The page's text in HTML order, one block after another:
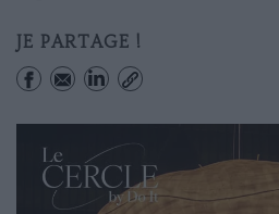
JE PARTAGE !